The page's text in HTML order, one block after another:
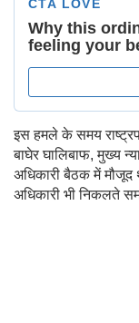
इस हमले के समय
बाघेर घालिबाफ, मुख्य
अधिकारी बैठक में
अधिकारी भी निकलते